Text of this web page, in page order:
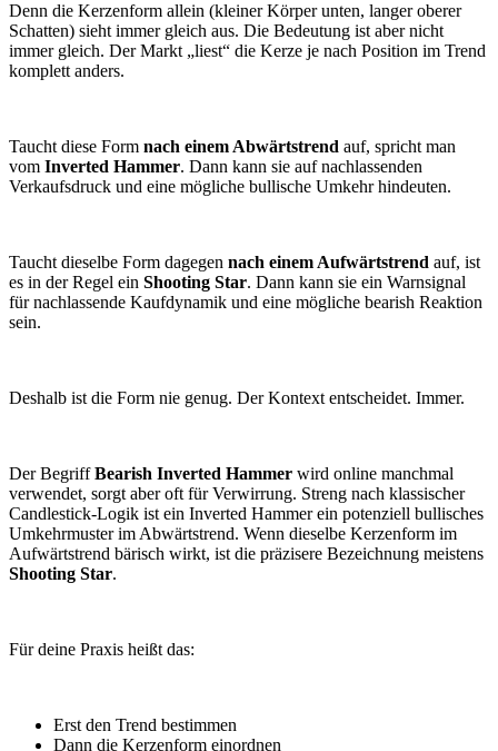
Denn die Kerzenform allein (kleiner Körper unten, langer oberer
Schatten) sieht immer gleich aus. Die Bedeutung ist aber nicht
immer gleich. Der Markt „liest“ die Kerze je nach Position im Trend
komplett anders.
Taucht diese Form nach einem Abwärtstrend auf, spricht man
vom Inverted Hammer. Dann kann sie auf nachlassenden
Verkaufsdruck und eine mögliche bullische Umkehr hindeuten.
Taucht dieselbe Form dagegen nach einem Aufwärtstrend auf, ist
es in der Regel ein Shooting Star. Dann kann sie ein Warnsignal
für nachlassende Kaufdynamik und eine mögliche bearish Reaktion
sein.
Deshalb ist die Form nie genug. Der Kontext entscheidet. Immer.
Der BegriffBearish Inverted Hammer wird online manchmal
verwendet, sorgt aber oft für Verwirrung. Streng nach klassischer
Candlestick-Logik ist ein Inverted Hammer ein potenziell bullisches
Umkehrmuster im Abwärtstrend. Wenn dieselbe Kerzenform im
Aufwärtstrend bärisch wirkt, ist die präzisere Bezeichnung meistens
Shooting Star.
Für deine Praxis heißt das:
Erst den Trend bestimmen
Dann die Kerzenform einordnen